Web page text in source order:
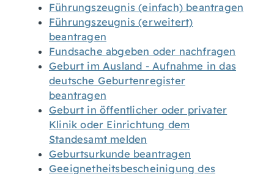
Führungszeugnis (einfach) beantragen
Führungszeugnis (erweitert)
beantragen
Fundsache abgeben oder nachfragen
Geburt im Ausland - Aufnahme in das
deutsche Geburtenregister
beantragen
Geburt in öffentlicher oder privater
Klinik oder Einrichtung dem
Standesamt melden
Geburtsurkunde beantragen
Geeignetheitsbescheinigung des